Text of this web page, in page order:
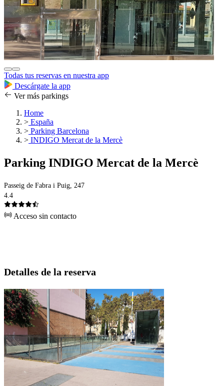
Todas tus reservas en nuestra app
Descárgate la app
Ver más parkings
Home
> España
> Parking Barcelona
> INDIGO Mercat de la Mercè
Parking INDIGO Mercat de la Mercè
Passeig de Fabra i Puig, 247
4.4
Acceso sin contacto
Detalles de la reserva